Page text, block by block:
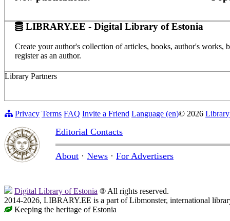
LIBRARY.EE - Digital Library of Estonia
Create your author's collection of articles, books, author's
register as an author.
Library Partners
Privacy Terms FAQ Invite a Friend Language (en)© 2026
Editorial Contacts
About · News · For Advertisers
Digital Library of Estonia ® All rights reserved.
2014-2026, LIBRARY.EE is a part of Libmonster, international
Keeping the heritage of Estonia